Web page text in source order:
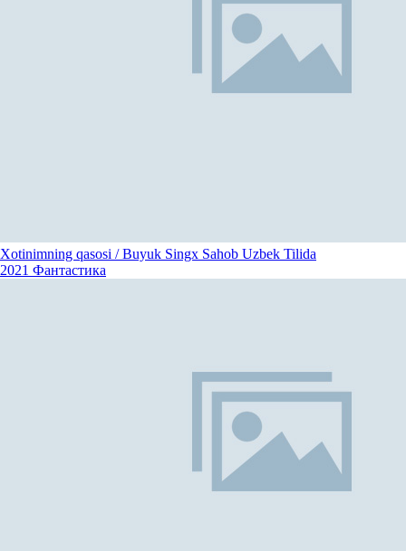
Xotinimning qasosi / Buyuk Singx Sahob Uzbek Tilida
2021 Фантастика